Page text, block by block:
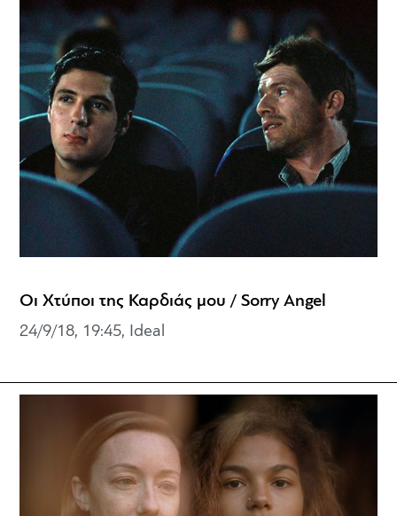
Οι Χτύποι της Καρδιάς μου / Sorry Angel
24/9/18, 19:45, Ideal